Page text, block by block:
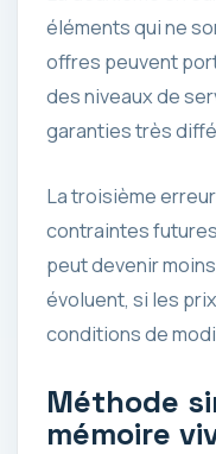
éléments qui ne
offres peuvent
des niveaux de
garanties très
La troisième
contraintes
peut devenir
évoluent, si les
conditions de
Méthode
mémoire